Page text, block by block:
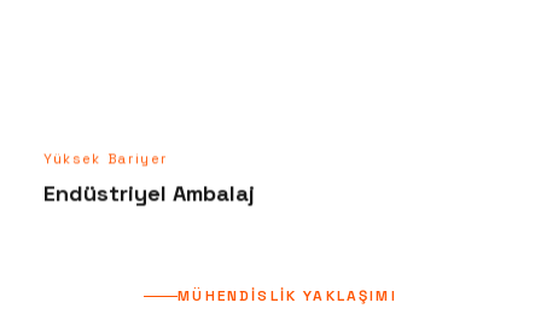
Endüstriyel Ambalaj
MÜHENDİSLİK YAKLAŞIMI